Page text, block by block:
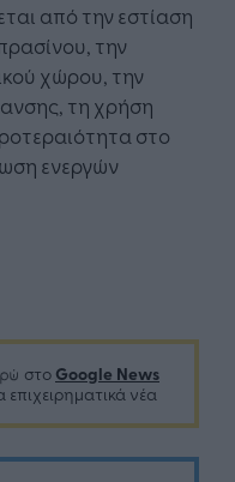
από την εστίαση
την
χώρου, την
τη χρήση
στο
ενεργών
στο Google News
νέα